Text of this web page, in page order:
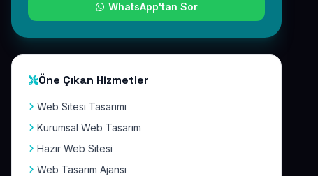
WhatsApp'tan Sor
Öne Çıkan Hizmetler
Web Sitesi Tasarımı
Kurumsal Web Tasarım
Hazır Web Sitesi
Web Tasarım Ajansı